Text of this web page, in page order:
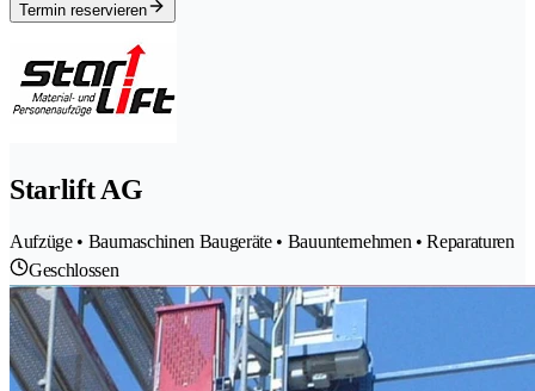
Termin reservieren
Starlift AG
Aufzüge • Baumaschinen Baugeräte • Bauunternehmen • Reparaturen
Geschlossen